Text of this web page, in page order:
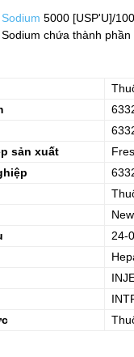
5000 [USP'U]/
chứa thành
sản xuất
24-